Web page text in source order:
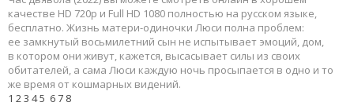
качестве HD 720p и Full HD 1080 полностью на русском языке,
бесплатно. Жизнь матери-одиночки Люси полна проблем:
ее замкнутый восьмилетний сын не испытывает эмоций, дом,
в котором они живут, кажется, высасывает силы из своих
обитателей, а сама Люси каждую ночь просыпается в одно и то
же время от кошмарных видений.
1 23 45 67 8